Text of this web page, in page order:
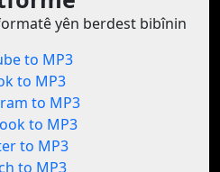
yên berdest bibînin
to MP3
to MP3
to MP3
to MP3
to MP3
to MP3